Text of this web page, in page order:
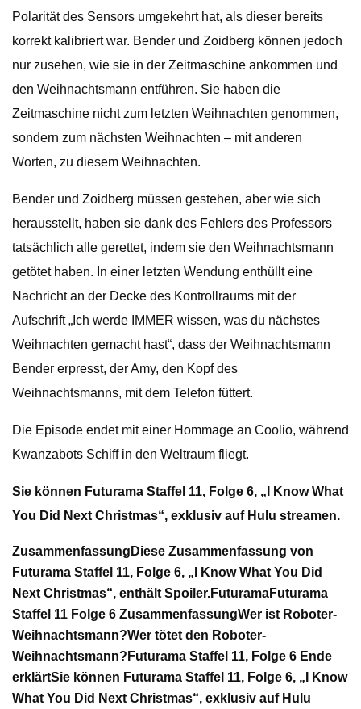
Polarität des Sensors umgekehrt hat, als dieser bereits
korrekt kalibriert war. Bender und Zoidberg können jedoch
nur zusehen, wie sie in der Zeitmaschine ankommen und
den Weihnachtsmann entführen. Sie haben die
Zeitmaschine nicht zum letzten Weihnachten genommen,
sondern zum nächsten Weihnachten – mit anderen
Worten, zu diesem Weihnachten.
Bender und Zoidberg müssen gestehen, aber wie sich
herausstellt, haben sie dank des Fehlers des Professors
tatsächlich alle gerettet, indem sie den Weihnachtsmann
getötet haben. In einer letzten Wendung enthüllt eine
Nachricht an der Decke des Kontrollraums mit der
Aufschrift „Ich werde IMMER wissen, was du nächstes
Weihnachten gemacht hast“, dass der Weihnachtsmann
Bender erpresst, der Amy, den Kopf des
Weihnachtsmanns, mit dem Telefon füttert.
Die Episode endet mit einer Hommage an Coolio, während
Kwanzabots Schiff in den Weltraum fliegt.
Sie können Futurama Staffel 11, Folge 6, „I Know What
You Did Next Christmas“, exklusiv auf Hulu streamen.
Zusammenfassung Diese Zusammenfassung von
Futurama Staffel 11, Folge 6, „I Know What You Did
Next Christmas“, enthält Spoiler.FuturamaFuturama
Staffel 11 Folge 6 ZusammenfassungWer ist Roboter-
Weihnachtsmann?Wer tötet den Roboter-
Weihnachtsmann? Futurama Staffel 11, Folge 6 Ende
erklärtSie können Futurama Staffel 11, Folge 6, „I Know
What You Did Next Christmas“, exklusiv auf Hulu